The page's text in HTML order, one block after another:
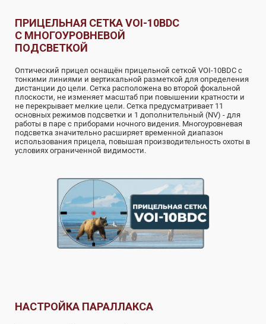
ПРИЦЕЛЬНАЯ СЕТКА VOI-10BDC
С МНОГОУРОВНЕВОЙ
ПОДСВЕТКОЙ
Оптический прицел оснащён прицельной сеткой VOI-10BDC с
тонкими линиями и вертикальной разметкой для определения
дистанции до цели. Сетка расположена во второй фокальной
плоскости, не изменяет масштаб при повышении кратности и
не перекрывает мелкие цели. Сетка предусматривает 11
основных режимов подсветки и 1 дополнительный (NV) - для
работы в паре с приборами ночного видения. Многоуровневая
подсветка значительно расширяет временной диапазон
использования прицела, повышая производительность охоты в
условиях ограниченной видимости.
НАСТРОЙКА ПАРАЛЛАКСА